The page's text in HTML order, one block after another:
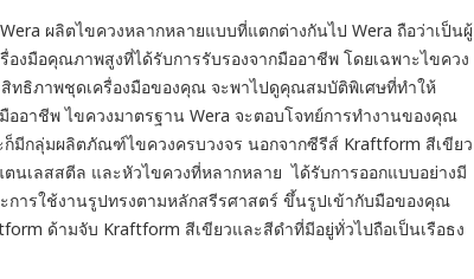
ผลิตไขควงหลากหลายแบบที่แตกต่างกันไป Wera ถือว่าเป็นผู้
องมือคุณภาพสูงที่ได้รับการรับรองจากมืออาชีพ โดยเฉพาะไขควง
ทธิภาพชุดเครื่องมือของคุณ จะพาไปดูคุณสมบัติพิเศษที่ทำให้
อาชีพ ไขควงมาตรฐาน Wera จะตอบโจทย์การทำงานของคุณ
ก็มีกลุ่มผลิตภัณฑ์ไขควงครบวงจร นอกจากซีรีส์ Kraftform สีเขียว
เลสสตีล และหัวไขควงที่หลากหลาย ได้รับการออกแบบอย่างมี
การใช้งานรูปทรงตามหลักสรีรศาสตร์ ขึ้นรูปเข้ากับมือของคุณ
ด้ามจับ Kraftform สีเขียวและสีดำที่มีอยู่ทั่วไปถือเป็นเรือธง